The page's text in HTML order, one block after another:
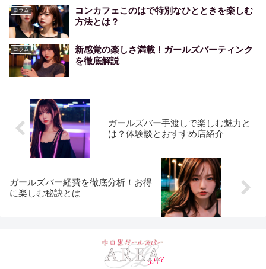
コラム
コンカフェこのはで特別なひとときを楽しむ
方法とは？
コラム
新感覚の楽しさ満載！ガールズバーティンク
を徹底解説
ガールズバー手渡しで楽しむ魅力と
は？体験談とおすすめ店紹介
ガールズバー経費を徹底分析！お得
に楽しむ秘訣とは